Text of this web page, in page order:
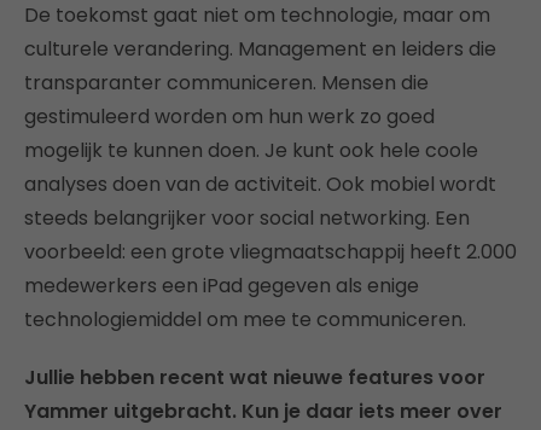
De toekomst gaat niet om technologie, maar om
culturele verandering. Management en leiders die
transparanter communiceren. Mensen die
gestimuleerd worden om hun werk zo goed
mogelijk te kunnen doen. Je kunt ook hele coole
analyses doen van de activiteit. Ook mobiel wordt
steeds belangrijker voor social networking. Een
voorbeeld: een grote vliegmaatschappij heeft 2.000
medewerkers een iPad gegeven als enige
technologiemiddel om mee te communiceren.
Jullie hebben recent wat nieuwe features voor
Yammer uitgebracht. Kun je daar iets meer over